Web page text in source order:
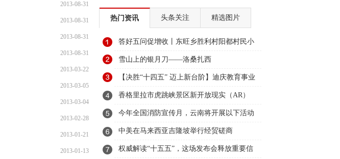
2013-08-31
2013-08-31
2013-08-31
2013-08-31
2013-03-22
2013-03-05
2013-03-04
2013-02-28
2013-01-21
2013-01-13
热门资讯 头条关注 精选图片
答好五问促增收丨东旺乡胜利村阳都村民小
组：葡萄产业铺就“甜蜜”增收路
雪山上的银月刀——洛桑扎西
【决胜“十四五” 迈上新台阶】迪庆教育事业
亮点多、成效显——培根铸魂育桃李
香格里拉市虎跳峡景区新开放现实（AR）
无人机体验店
今年全国消防宣传月，云南将开展以下活动
→
中美在马来西亚吉隆坡举行经贸磋商
权威解读“十五五”，这场发布会释放重要信